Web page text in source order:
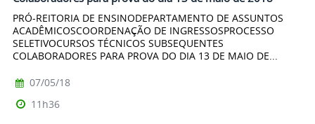
PRÓ-REITORIA DE ENSINODEPARTAMENTO DE ASSUNTOS
ACADÊMICOSCOORDENAÇÃO DE INGRESSOSPROCESSO
SELETIVOCURSOS TÉCNICOS SUBSEQUENTES
COLABORADORES PARA PROVA DO DIA 13 DE MAIO DE...
07/05/18
11h36